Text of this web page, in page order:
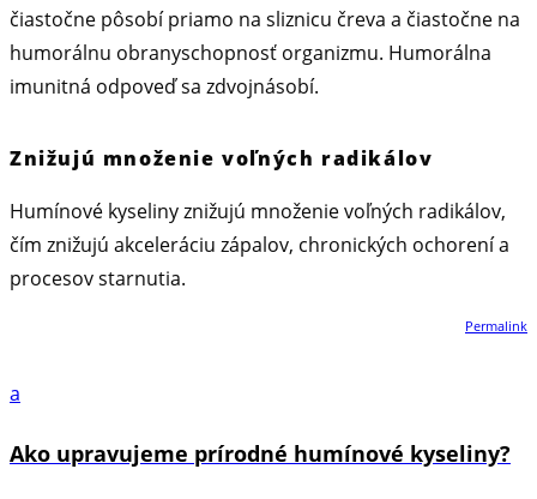
čiastočne pôsobí priamo na sliznicu čreva a čiastočne na
humorálnu obranyschopnosť organizmu. Humorálna
imunitná odpoveď sa zdvojnásobí.
Znižujú množenie voľných radikálov
Humínové kyseliny znižujú množenie voľných radikálov,
čím znižujú akceleráciu zápalov, chronických ochorení a
procesov starnutia.
Permalink
a
Ako upravujeme prírodné humínové kyseliny?